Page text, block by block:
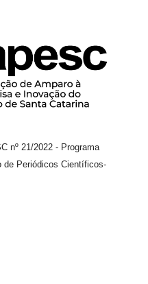
nº 21/2022 - Programa
de Periódicos Científicos-